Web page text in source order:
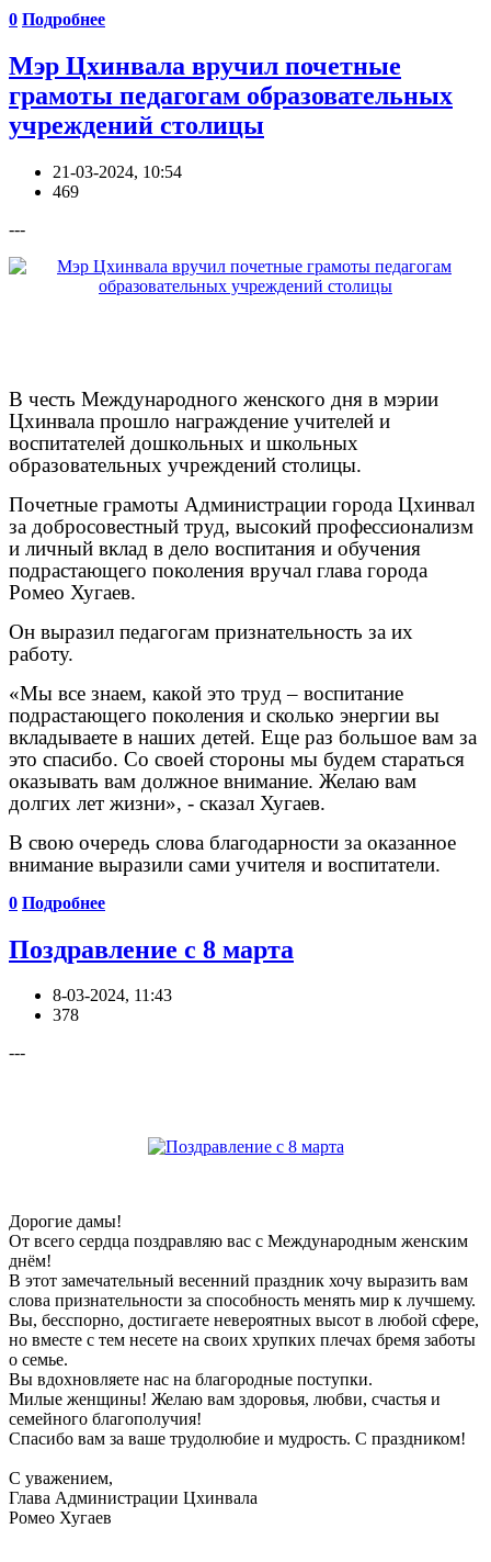
0 Подробнее
Мэр Цхинвала вручил почетные
грамоты педагогам образовательных
учреждений столицы
21-03-2024, 10:54
469
---
В честь Международного женского дня в мэрии
Цхинвала прошло награждение учителей и
воспитателей дошкольных и школьных
образовательных учреждений столицы.
Почетные грамоты Администрации города Цхинвал
за добросовестный труд, высокий профессионализм
и личный вклад в дело воспитания и обучения
подрастающего поколения вручал глава города
Ромео Хугаев.
Он выразил педагогам признательность за их
работу.
«Мы все знаем, какой это труд – воспитание
подрастающего поколения и сколько энергии вы
вкладываете в наших детей. Еще раз большое вам за
это спасибо. Со своей стороны мы будем стараться
оказывать вам должное внимание. Желаю вам
долгих лет жизни», - сказал Хугаев.
В свою очередь слова благодарности за оказанное
внимание выразили сами учителя и воспитатели.
0 Подробнее
Поздравление с 8 марта
8-03-2024, 11:43
378
---
Дорогие дамы!
От всего сердца поздравляю вас с Международным женским
днём!
В этот замечательный весенний праздник хочу выразить вам
слова признательности за способность менять мир к лучшему.
Вы, бесспорно, достигаете невероятных высот в любой сфере,
но вместе с тем несете на своих хрупких плечах бремя заботы
о семье.
Вы вдохновляете нас на благородные поступки.
Милые женщины! Желаю вам здоровья, любви, счастья и
семейного благополучия!
Спасибо вам за ваше трудолюбие и мудрость. С праздником!
С уважением,
Глава Администрации Цхинвала
Ромео Хугаев